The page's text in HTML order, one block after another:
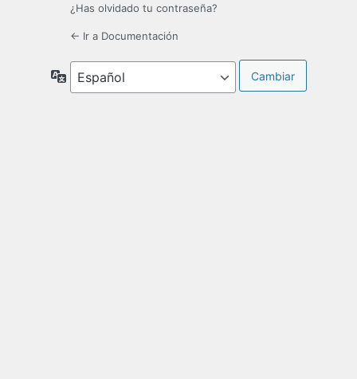
¿Has olvidado tu contraseña?
← Ir a Documentación
Idioma